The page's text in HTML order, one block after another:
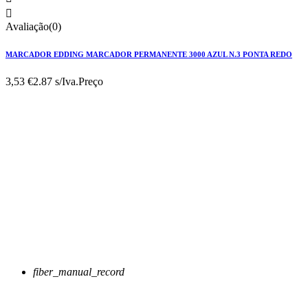

Avaliação(0)
MARCADOR EDDING MARCADOR PERMANENTE 3000 AZUL N.3 PONTA REDO
3,53 €2.87 s/Iva.Preço
fiber_manual_record